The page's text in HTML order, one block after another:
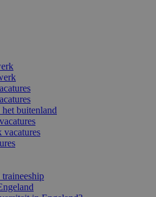
buitenland
vacatures